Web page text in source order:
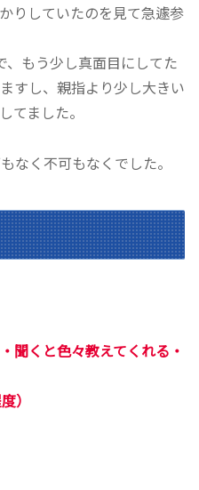
りしていたのを見て急遽参
もう少し真面目にしてた
すし、親指より少し大きい
てました。
なく不可もなくでした。
聞くと色々教えてくれる・
）